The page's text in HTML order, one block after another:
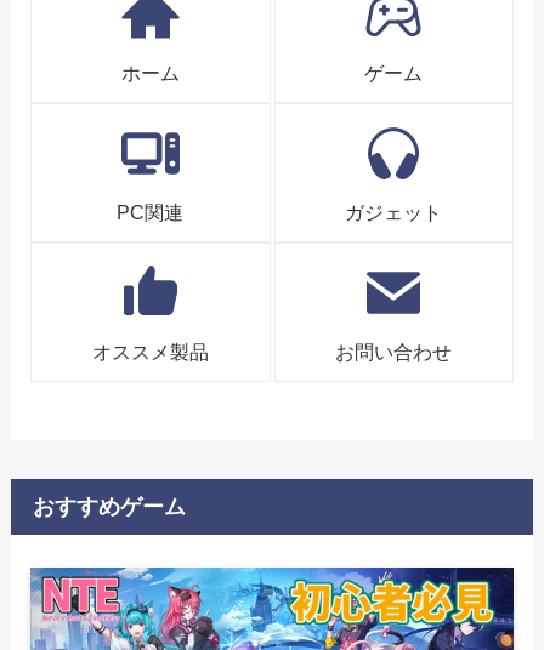
ホーム ゲーム
PC関連 ガジェット
オススメ製品 お問い合わせ
おすすめゲーム